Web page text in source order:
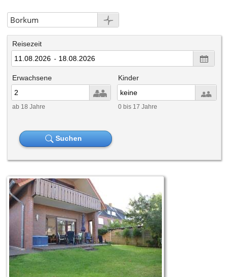
Borkum
Borkum
Langeoog
Sylt
Norderney
Wangerooge
Ostfriesische Küste
Reisezeit
-
Erwachsene
ab 18 Jahre
Kinder
0 bis 17 Jahre
Suchen